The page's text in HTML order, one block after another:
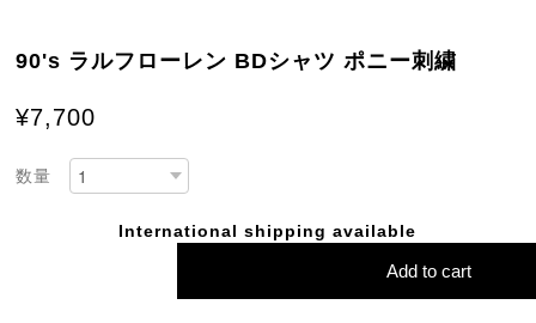
90's ラルフローレン BDシャツ ポニー刺繍
¥7,700
数量
International shipping available
Add to cart